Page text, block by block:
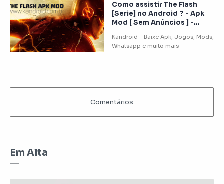
Como assistir The Flash
[Serie] no Android ? - Apk
Mod [ Sem Anúncios ] -
Em Alta